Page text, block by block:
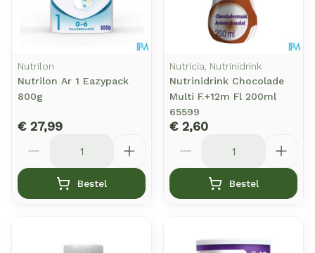
Nutrilon
Nutrilon Ar 1 Eazypack
800g
€ 27,99
Bestel
Nutricia, Nutrinidrink
Nutrinidrink Chocolade
Multi F.+12m Fl 200ml
65599
€ 2,60
Bestel